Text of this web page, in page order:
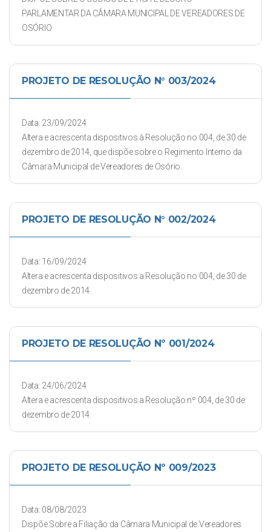
PARLAMENTAR DA CÂMARA MUNICIPAL DE VEREADORES DE
OSÓRIO
PROJETO DE RESOLUÇÃO N° 003/2024
Data: 23/09/2024
Altera e acrescenta dispositivos à Resolução no 004, de 30 de
dezembro de 2014, que dispõe sobre o Regimento Interno da
Câmara Municipal de Vereadores de Osório.
PROJETO DE RESOLUÇÃO N° 002/2024
Data: 16/09/2024
Altera e acrescenta dispositivos a Resolução no 004, de 30 de
dezembro de 2014.
PROJETO DE RESOLUÇÃO Nº 001/2024
Data: 24/06/2024
Altera e acrescenta dispositivos a Resolução nº 004, de 30 de
dezembro de 2014.
PROJETO DE RESOLUÇÃO Nº 009/2023
Data: 08/08/2023
Dispõe Sobre a Filiação da Câmara Municipal de Vereadores